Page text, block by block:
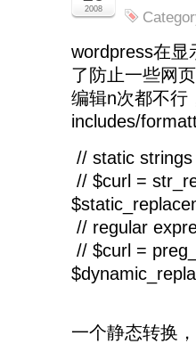
2008
wordpress在显
了防止一些网
编辑n次都不行
includes/
// static strings
// $curl =
// regular
// $curl =
一个静态转换